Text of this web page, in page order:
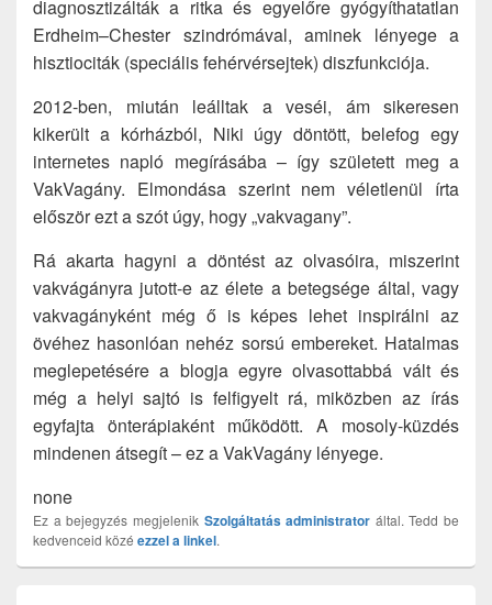
diagnosztizálták a ritka és egyelőre gyógyíthatatlan
Erdheim–Chester szindrómával, aminek lényege a
hisztiociták (speciális fehérvérsejtek) diszfunkciója.
2012-ben, miután leálltak a veséi, ám sikeresen
kikerült a kórházból, Niki úgy döntött, belefog egy
internetes napló megírásába – így született meg a
VakVagány. Elmondása szerint nem véletlenül írta
először ezt a szót úgy, hogy „vakvagany”.
Rá akarta hagyni a döntést az olvasóira, miszerint
vakvágányra jutott-e az élete a betegsége által, vagy
vakvagányként még ő is képes lehet inspirálni az
övéhez hasonlóan nehéz sorsú embereket. Hatalmas
meglepetésére a blogja egyre olvasottabbá vált és
még a helyi sajtó is felfigyelt rá, miközben az írás
egyfajta önterápiaként működött. A mosoly-küzdés
mindenen átsegít – ez a VakVagány lényege.
none
Ez a bejegyzés megjelenik Szolgáltatás administrator által. Tedd be
kedvenceid közé ezzel a linkel.